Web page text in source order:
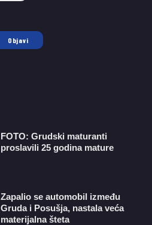
Objavi
FOTO: Grudski maturanti
proslavili 25 godina mature
Zapalio se automobil između
Gruda i Posušja, nastala veća
materijalna šteta